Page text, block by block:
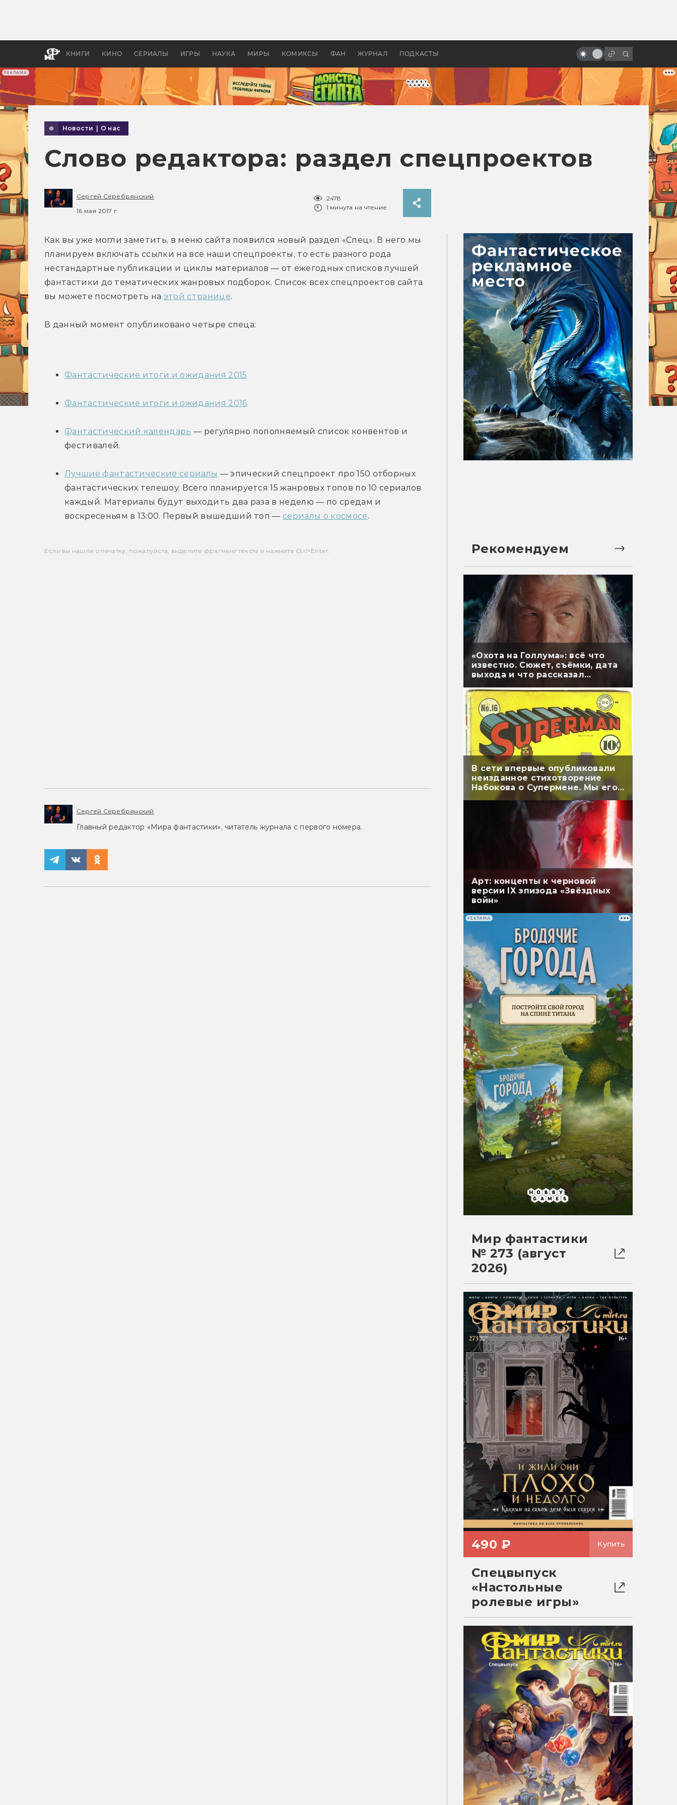
РЕКЛАМА
КНИГИ КИНО СЕРИАЛЫ ИГРЫ НАУКА МИРЫ КОМИКСЫ ФАН ЖУРНАЛ ПОДКАСТЫ
апокалипсис, в России —
бы «Властелина колец»
Рэйми
Новости О нас
Слово редактора: раздел спецпроектов
Сергей Серебрянский
16 мая 2017 г.
2478
1 минута на чтение
Как вы уже могли заметить, в меню сайта появился новый раздел «Спец». В него мы
планируем включать ссылки на все наши спецпроекты, то есть разного рода
нестандартные публикации и циклы материалов — от ежегодных списков лучшей
фантастики до тематических жанровых подборок. Список всех спецпроектов сайта
вы можете посмотреть на этой странице.
В данный момент опубликовано четыре спеца:
Фантастические итоги и ожидания 2015
Фантастические итоги и ожидания 2016
Фантастический календарь — регулярно пополняемый список конвентов и
фестивалей.
Лучшие фантастические сериалы — эпический спецпроект про 150 отборных
фантастических телешоу. Всего планируется 15 жанровых топов по 10 сериалов
каждый. Материалы будут выходить два раза в неделю — по средам и
воскресеньям в 13:00. Первый вышедший топ — сериалы о космосе.
Если вы нашли опечатку, пожалуйста, выделите фрагмент текста и нажмите Ctrl+Enter.
Сергей Серебрянский
Главный редактор «Мира фантастики», читатель журнала с первого номера.
Рекомендуем
«Охота на Голлума»: всё что
известно. Сюжет, съёмки, дата
выхода и что рассказал
В сети впервые опубликовали
неизданное стихотворение
Набокова о Супермене. Мы его
перевели
Арт: концепты к черновой
версии IX эпизода «Звёздных
войн»
РЕКЛАМА
Мир фантастики
№ 273 (август
2026)
490 ₽ Купить
Спецвыпуск
«Настольные
ролевые игры»